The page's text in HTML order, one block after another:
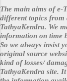
জন্য অনুগ্রহ করে
we nor the
account of the
responsible for
process of data
The main aims of
different topics from
TathyaKendra. We
information on time
So we always insist
original source
kind of losses/
TathyaKendra site.